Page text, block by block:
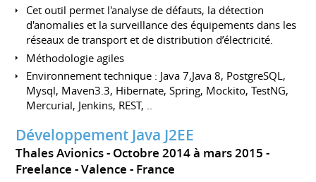
Cet outil permet l'analyse de défauts, la détection
d'anomalies et la surveillance des équipements dans les
réseaux de transport et de distribution d’électricité.
Méthodologie agiles
Environnement technique : Java 7,Java 8, PostgreSQL,
Mysql, Maven3.3, Hibernate, Spring, Mockito, TestNG,
Mercurial, Jenkins, REST, ..
Développement Java J2EE
Thales Avionics
Octobre 2014 à mars 2015
Freelance
Valence France